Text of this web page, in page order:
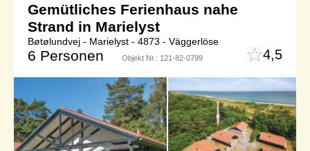
Gemütliches Ferienhaus nahe
Strand in Marielyst
Bøtølundvej - Marielyst - 4873 - Väggerlöse
6 Personen Objekt Nr.: 121-82-0799 4,5